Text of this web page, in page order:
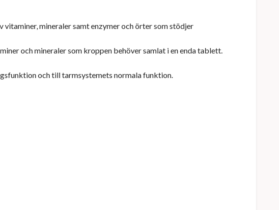
mineraler samt enzymer och örter som stödjer
och mineraler som kroppen behöver samlat i en enda tablett.
och till tarmsystemets normala funktion.